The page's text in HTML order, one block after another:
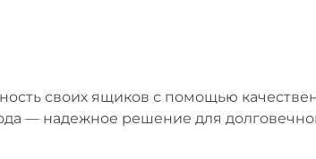
своих ящиков с помощью
— надежное решение для